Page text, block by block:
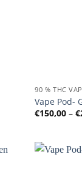
90 % THC
Vape Pod-
€150,00 –€